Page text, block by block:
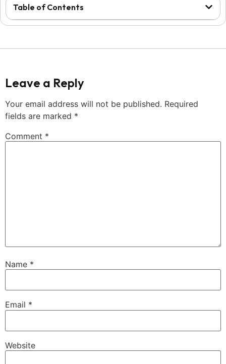
Table of Contents
Leave a Reply
Your email address will not be published. Required
fields are marked *
Comment *
Name *
Email *
Website